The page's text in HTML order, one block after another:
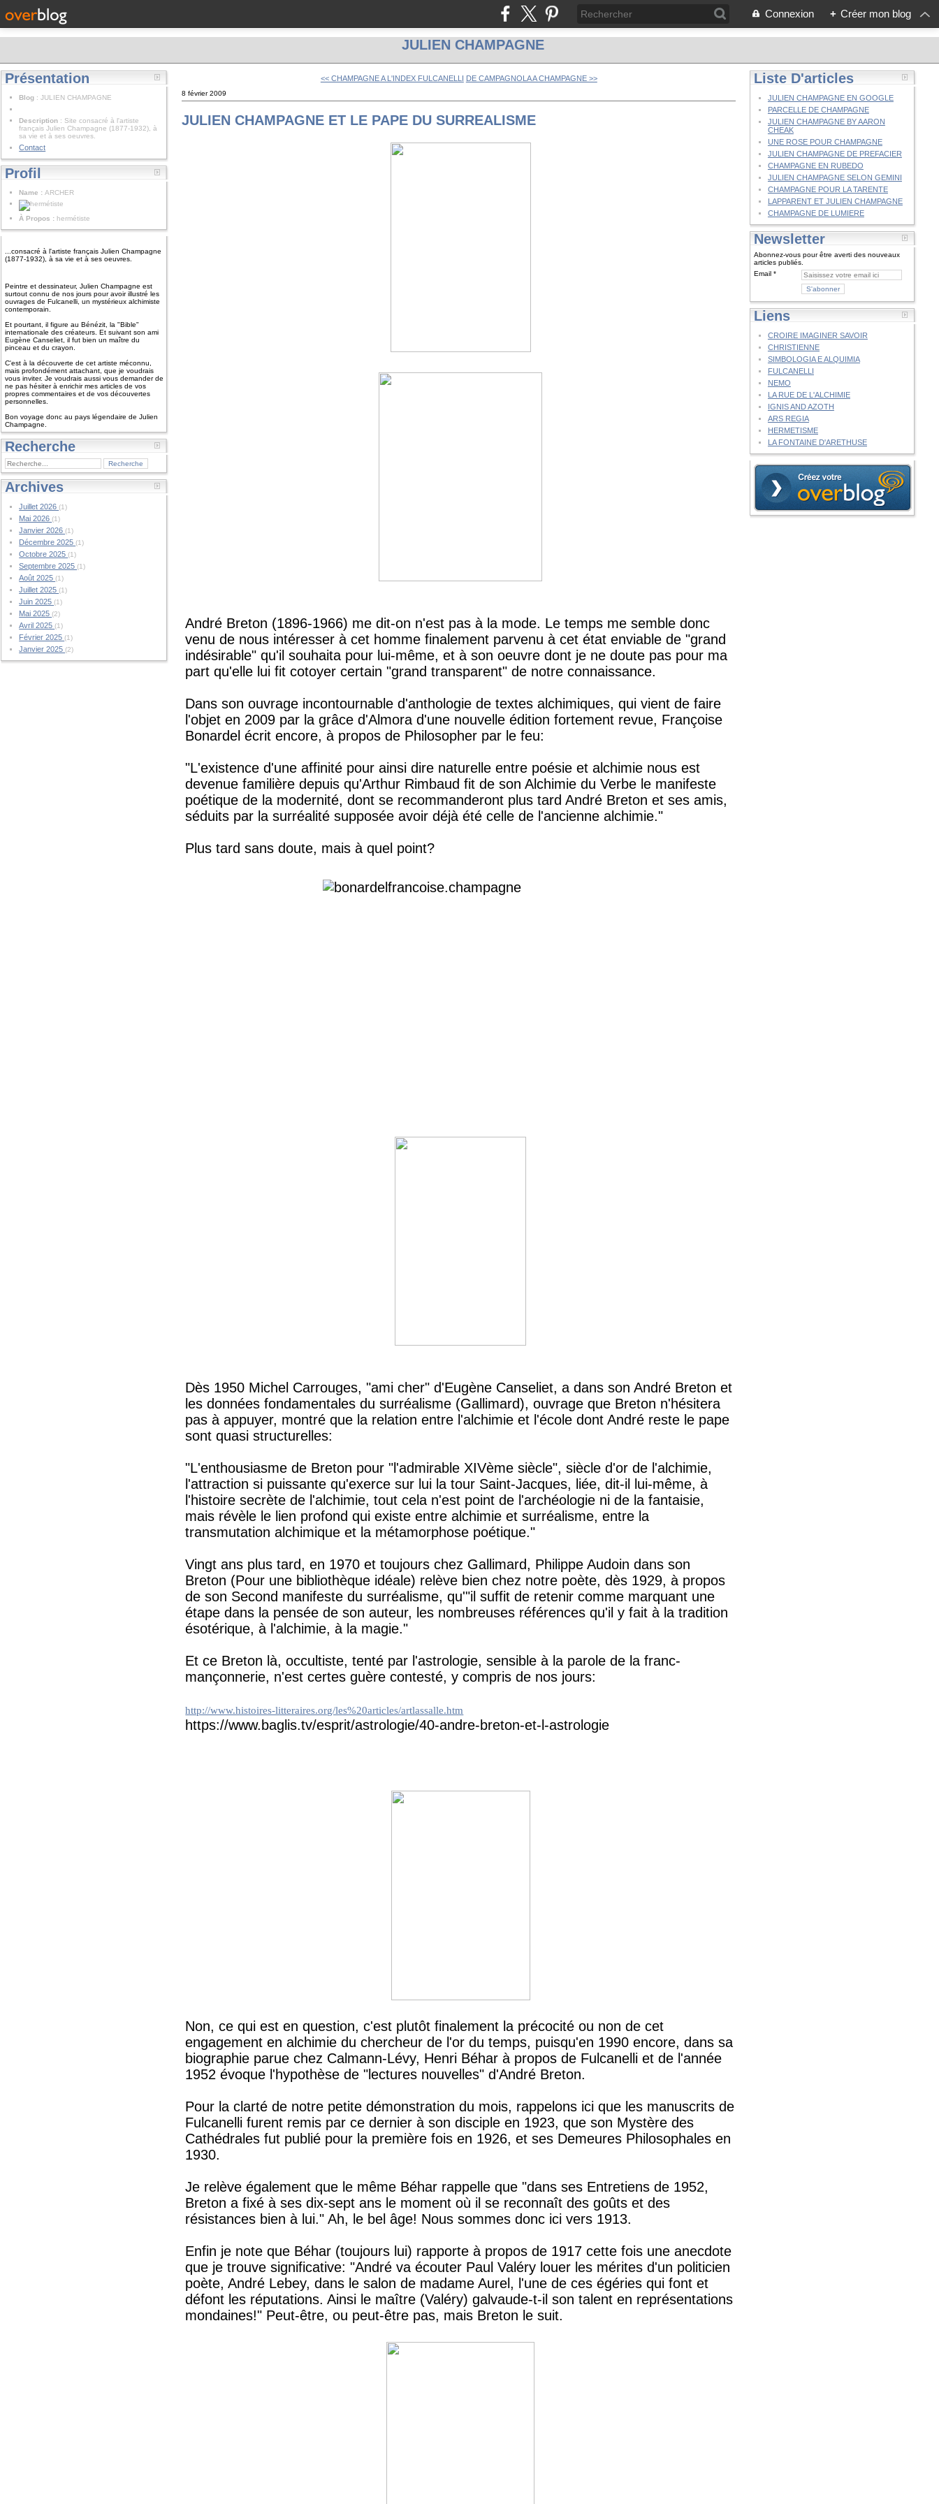
Connexion + Créer mon blog
JULIEN CHAMPAGNE
Présentation
Blog : JULIEN CHAMPAGNE
Description : Site consacré à l'artiste
français Julien Champagne (1877-1932), à
sa vie et à ses oeuvres.
Contact
Profil
Name :ARCHER
À Propos : hermétiste
...consacré à l'artiste français Julien Champagne
(1877-1932), à sa vie et à ses oeuvres.
Peintre et dessinateur, Julien Champagne est
surtout connu de nos jours pour avoir illustré les
ouvrages de Fulcanelli, un mystérieux alchimiste
contemporain.
Et pourtant, il figure au Bénézit, la "Bible"
internationale des créateurs. Et suivant son ami
Eugène Canseliet, il fut bien un maître du
pinceau et du crayon.
C'est à la découverte de cet artiste méconnu,
mais profondément attachant, que je voudrais
vous inviter. Je voudrais aussi vous demander de
ne pas hésiter à enrichir mes articles de vos
propres commentaires et de vos découvertes
personnelles.
Bon voyage donc au pays légendaire de Julien
Champagne.
Recherche
Archives
Juillet 2026(1)
Mai 2026(1)
Janvier 2026(1)
Décembre 2025(1)
Octobre 2025(1)
Septembre 2025(1)
Août 2025(1)
Juillet 2025(1)
Juin 2025(1)
Mai 2025(2)
Avril 2025(1)
Février 2025(1)
Janvier 2025(2)
<< CHAMPAGNE A L'INDEX FULCANELLI DE CAMPAGNOLA A CHAMPAGNE >>
8 février 2009
JULIEN CHAMPAGNE ET LE PAPE DU SURREALISME
André Breton (1896-1966) me dit-on n'est pas à la mode. Le temps me semble donc
venu de nous intéresser à cet homme finalement parvenu à cet état enviable de "grand
indésirable" qu'il souhaita pour lui-même, et à son oeuvre dont je ne doute pas pour ma
part qu'elle lui fit cotoyer certain "grand transparent" de notre connaissance.
Dans son ouvrage incontournable d'anthologie de textes alchimiques, qui vient de faire
l'objet en 2009 par la grâce d'Almora d'une nouvelle édition fortement revue, Françoise
Bonardel écrit encore, à propos de Philosopher par le feu:
"L'existence d'une affinité pour ainsi dire naturelle entre poésie et alchimie nous est
devenue familière depuis qu'Arthur Rimbaud fit de son Alchimie du Verbe le manifeste
poétique de la modernité, dont se recommanderont plus tard André Breton et ses amis,
séduits par la surréalité supposée avoir déjà été celle de l'ancienne alchimie."
Plus tard sans doute, mais à quel point?
Dès 1950 Michel Carrouges, "ami cher" d'Eugène Canseliet, a dans son André Breton et
les données fondamentales du surréalisme (Gallimard), ouvrage que Breton n'hésitera
pas à appuyer, montré que la relation entre l'alchimie et l'école dont André reste le pape
sont quasi structurelles:
"L'enthousiasme de Breton pour "l'admirable XIVème siècle", siècle d'or de l'alchimie,
l'attraction si puissante qu'exerce sur lui la tour Saint-Jacques, liée, dit-il lui-même, à
l'histoire secrète de l'alchimie, tout cela n'est point de l'archéologie ni de la fantaisie,
mais révèle le lien profond qui existe entre alchimie et surréalisme, entre la
transmutation alchimique et la métamorphose poétique."
Vingt ans plus tard, en 1970 et toujours chez Gallimard, Philippe Audoin dans son
Breton (Pour une bibliothèque idéale) relève bien chez notre poète, dès 1929, à propos
de son Second manifeste du surréalisme, qu'"il suffit de retenir comme marquant une
étape dans la pensée de son auteur, les nombreuses références qu'il y fait à la tradition
ésotérique, à l'alchimie, à la magie."
Et ce Breton là, occultiste, tenté par l'astrologie, sensible à la parole de la franc-
mançonnerie, n'est certes guère contesté, y compris de nos jours:
http://www.histoires-litteraires.org/les%20articles/artlassalle.htm
https://www.baglis.tv/esprit/astrologie/40-andre-breton-et-l-astrologie
Non, ce qui est en question, c'est plutôt finalement la précocité ou non de cet
engagement en alchimie du chercheur de l'or du temps, puisqu'en 1990 encore, dans sa
biographie parue chez Calmann-Lévy, Henri Béhar à propos de Fulcanelli et de l'année
1952 évoque l'hypothèse de "lectures nouvelles" d'André Breton.
Pour la clarté de notre petite démonstration du mois, rappelons ici que les manuscrits de
Fulcanelli furent remis par ce dernier à son disciple en 1923, que son Mystère des
Cathédrales fut publié pour la première fois en 1926, et ses Demeures Philosophales en
1930.
Je relève également que le même Béhar rappelle que "dans ses Entretiens de 1952,
Breton a fixé à ses dix-sept ans le moment où il se reconnaît des goûts et des
résistances bien à lui." Ah, le bel âge! Nous sommes donc ici vers 1913.
Enfin je note que Béhar (toujours lui) rapporte à propos de 1917 cette fois une anecdote
que je trouve significative: "André va écouter Paul Valéry louer les mérites d'un politicien
poète, André Lebey, dans le salon de madame Aurel, l'une de ces égéries qui font et
défont les réputations. Ainsi le maître (Valéry) galvaude-t-il son talent en représentations
mondaines!" Peut-être, ou peut-être pas, mais Breton le suit.
Liste D'articles
JULIEN CHAMPAGNE EN GOOGLE
PARCELLE DE CHAMPAGNE
JULIEN CHAMPAGNE BY AARON
CHEAK
UNE ROSE POUR CHAMPAGNE
JULIEN CHAMPAGNE DE PREFACIER
CHAMPAGNE EN RUBEDO
JULIEN CHAMPAGNE SELON GEMINI
CHAMPAGNE POUR LA TARENTE
LAPPARENT ET JULIEN CHAMPAGNE
CHAMPAGNE DE LUMIERE
Newsletter
Abonnez-vous pour être averti des nouveaux
articles publiés.
Email
Liens
CROIRE IMAGINER SAVOIR
CHRISTIENNE
SIMBOLOGIA E ALQUIMIA
FULCANELLI
NEMO
LA RUE DE L'ALCHIMIE
IGNIS AND AZOTH
ARS REGIA
HERMETISME
LA FONTAINE D'ARETHUSE